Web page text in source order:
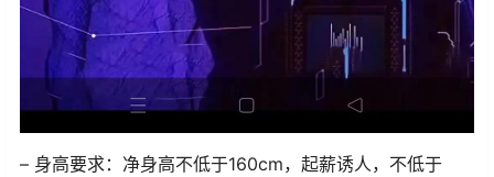
– 身高要求：净身高不低于160cm，起薪诱人，不低于